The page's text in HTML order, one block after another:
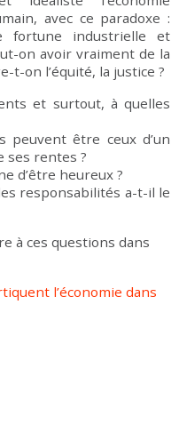
avec ce paradoxe :
fortune industrielle et
on avoir vraiment de la
t-on l’équité, la justice ?
et surtout, à quelles
peuvent être ceux d’un
ses rentes ?
d’être heureux ?
responsabilités a-t-il le
à ces questions dans
l’économie dans